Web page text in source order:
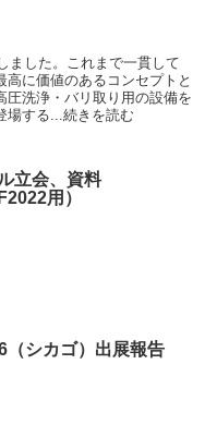
ました。これまで一貫して
に価値のあるコンセプトと
圧洗浄・バリ取り用の設備を
場する...続きを読む
立会、資料
用）
（シカゴ）出展報告